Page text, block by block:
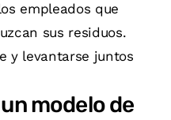
empleados que
sus residuos.
y levantarse juntos
modelo de